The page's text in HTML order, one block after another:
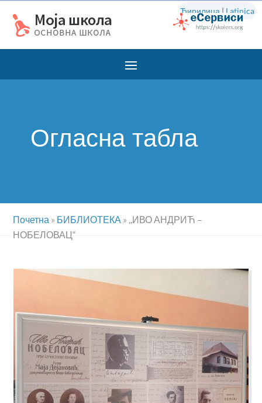
Ћирилица | Latinica
Огласна табла
Почетна » БИБЛИОТЕКА » ,,ИВО АНДРИЋ –
НОБЕЛОВАЦ“